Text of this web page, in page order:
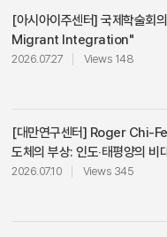
학 132호 09월 09일(수
운동”아연 대회의실문과대,(재)
책 하의 조선, 대만(가)아연 대회
센터
[아시아이주센터] 국제학술
Migrant Integration"
2026.07.27 Views 148
[대만연구센터] Roger Chi-
도체의 부상: 인도‧태평양의 비
2026.07.10 Views 345